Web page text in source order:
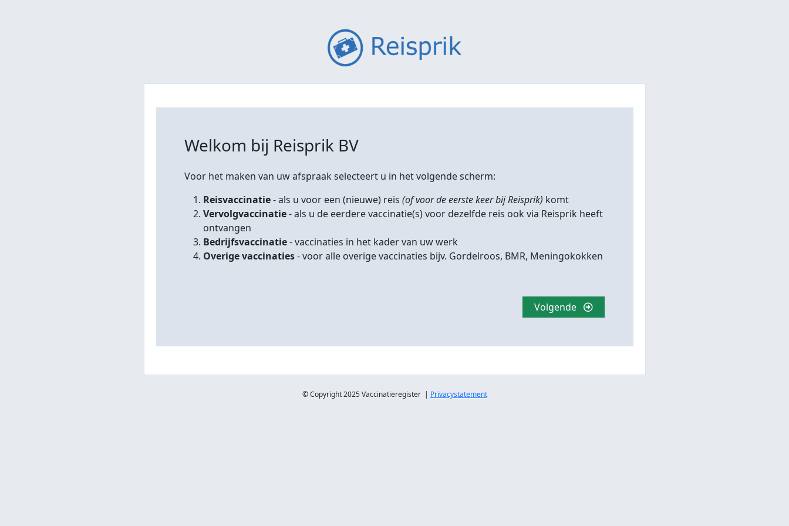
Welkom bij Reisprik BV
Voor het maken van uw afspraak selecteert u in het volgende scherm:
Reisvaccinatie- als u voor een (nieuwe) reis (of voor de eerste keer bij Reisprik) komt
Vervolgvaccinatie- als u de eerdere vaccinatie(s) voor dezelfde reis ook via Reisprik heeft
ontvangen
Bedrijfsvaccinatie- vaccinaties in het kader van uw werk
Overige vaccinaties- voor alle overige vaccinaties bijv. Gordelroos, BMR, Meningokokken
Volgende
© Copyright 2025 Vaccinatieregister | Privacystatement